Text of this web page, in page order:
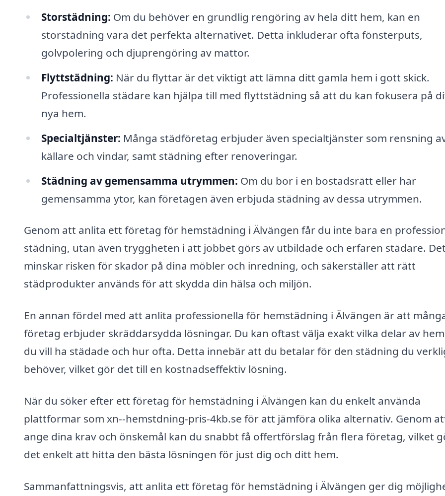
Storstädning: Om du behöver en grundlig rengöring av hela ditt hem, kan en
storstädning vara det perfekta alternativet. Detta inkluderar ofta fönsterputs,
golvpolering och djuprengöring av mattor.
Flyttstädning: När du flyttar är det viktigt att lämna ditt gamla hem i gott skick.
Professionella städare kan hjälpa till med flyttstädning så att du kan fokusera på
nya hem.
Specialtjänster: Många städföretag erbjuder även specialtjänster som rensning
källare och vindar, samt städning efter renoveringar.
Städning av gemensamma utrymmen: Om du bor i en bostadsrätt eller har
gemensamma ytor, kan företagen även erbjuda städning av dessa utrymmen.
Genom att anlita ett företag för hemstädning i Älvängen får du inte bara en
städning, utan även tryggheten i att jobbet görs av utbildade och erfaren städare.
minskar risken för skador på dina möbler och inredning, och säkerställer att rätt
städprodukter används för att skydda din hälsa och miljön.
En annan fördel med att anlita professionella för hemstädning i Älvängen är att
företag erbjuder skräddarsydda lösningar. Du kan oftast välja exakt vilka delar av
du vill ha städade och hur ofta. Detta innebär att du betalar för den städning du
behöver, vilket gör det till en kostnadseffektiv lösning.
När du söker efter ett företag för hemstädning i Älvängen kan du enkelt använda
plattformar som xn--hemstdning-pris-4kb.se för att jämföra olika alternativ. Genom
ange dina krav och önskemål kan du snabbt få offertförslag från flera företag, vilket
det enkelt att hitta den bästa lösningen för just dig och ditt hem.
Sammanfattningsvis, att anlita ett företag för hemstädning i Älvängen ger dig